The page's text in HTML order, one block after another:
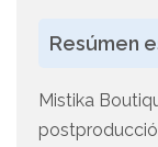
Resúmen
Mistika